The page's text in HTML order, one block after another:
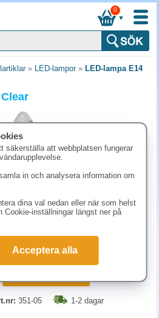
▼
0
» LED-lampor» LED-lampa E14
kr (inkl. moms)
351-05 1-2 dagar
säkerställa att webbplatsen fungerar
in och analysera information om
dina val nedan eller när som helst
Cookie-inställningar längst ner på
Acceptera alla